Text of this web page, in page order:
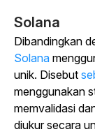
Solana
Dibandingkan
Solana
unik. Disebut
menggunakan
memvalidasi
diukur secara